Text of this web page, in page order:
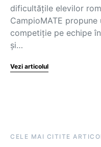
dificultățile elevilor
CampioMATE
competiție pe echipe
și…
Vezi articolul
CELE MAI CITITE